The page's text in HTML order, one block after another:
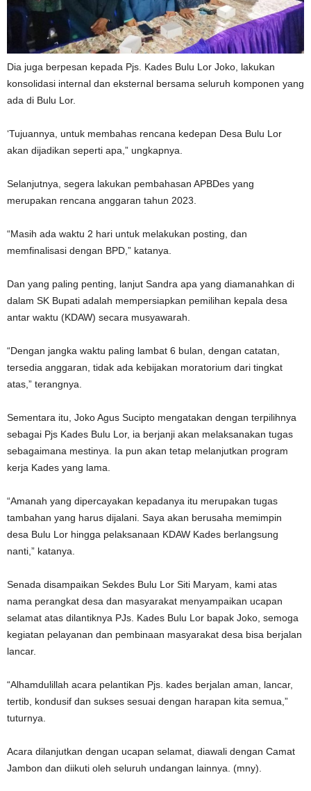
Dia juga berpesan kepada Pjs. Kades Bulu Lor Joko, lakukan
konsolidasi internal dan eksternal bersama seluruh komponen yang
ada di Bulu Lor.
‘Tujuannya, untuk membahas rencana kedepan Desa Bulu Lor
akan dijadikan seperti apa,” ungkapnya.
Selanjutnya, segera lakukan pembahasan APBDes yang
merupakan rencana anggaran tahun 2023.
“Masih ada waktu 2 hari untuk melakukan posting, dan
memfinalisasi dengan BPD,” katanya.
Dan yang paling penting, lanjut Sandra apa yang diamanahkan di
dalam SK Bupati adalah mempersiapkan pemilihan kepala desa
antar waktu (KDAW) secara musyawarah.
“Dengan jangka waktu paling lambat 6 bulan, dengan catatan,
tersedia anggaran, tidak ada kebijakan moratorium dari tingkat
atas,” terangnya.
Sementara itu, Joko Agus Sucipto mengatakan dengan terpilihnya
sebagai Pjs Kades Bulu Lor, ia berjanji akan melaksanakan tugas
sebagaimana mestinya. Ia pun akan tetap melanjutkan program
kerja Kades yang lama.
“Amanah yang dipercayakan kepadanya itu merupakan tugas
tambahan yang harus dijalani. Saya akan berusaha memimpin
desa Bulu Lor hingga pelaksanaan KDAW Kades berlangsung
nanti,” katanya.
Senada disampaikan Sekdes Bulu Lor Siti Maryam, kami atas
nama perangkat desa dan masyarakat menyampaikan ucapan
selamat atas dilantiknya PJs. Kades Bulu Lor bapak Joko, semoga
kegiatan pelayanan dan pembinaan masyarakat desa bisa berjalan
lancar.
“Alhamdulillah acara pelantikan Pjs. kades berjalan aman, lancar,
tertib, kondusif dan sukses sesuai dengan harapan kita semua,”
tuturnya.
Acara dilanjutkan dengan ucapan selamat, diawali dengan Camat
Jambon dan diikuti oleh seluruh undangan lainnya. (mny).